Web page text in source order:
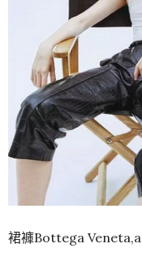
裙褲Bottega